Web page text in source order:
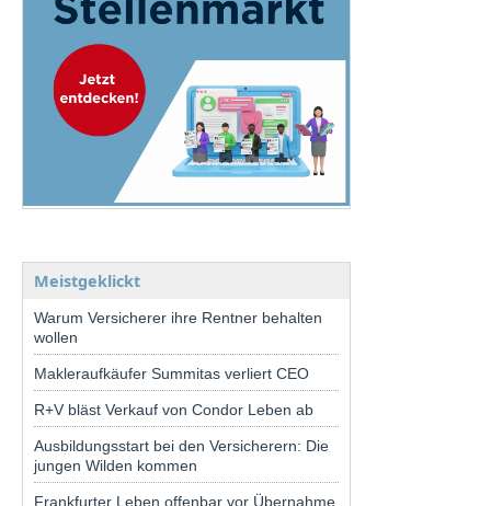
Meistgeklickt
Warum Versicherer ihre Rentner behalten
wollen
Makleraufkäufer Summitas verliert CEO
R+V bläst Verkauf von Condor Leben ab
Ausbildungsstart bei den Versicherern: Die
jungen Wilden kommen
Frankfurter Leben offenbar vor Übernahme